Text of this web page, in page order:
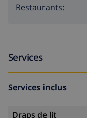
Restaurants:
Services
Services inclus
Draps de lit